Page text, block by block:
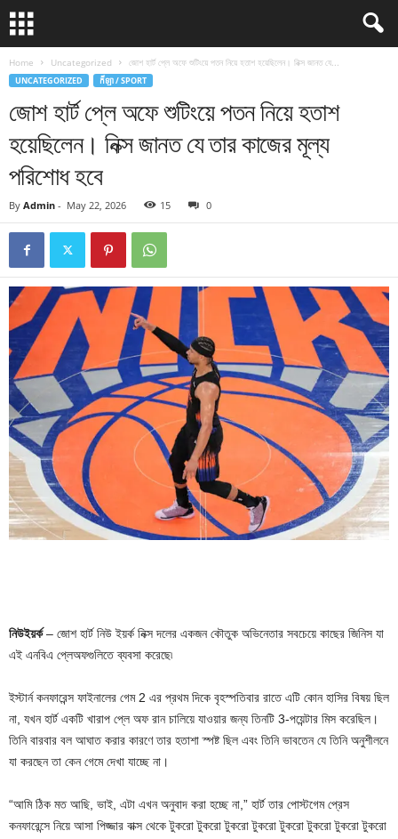
Home Uncategorized জোশ হার্ট প্লে অফে শুটিংয়ে পতন নিয়ে হতাশ হয়েছিলেন। নিক্স জানত যে...
UNCATEGORIZED កីឡា / SPORT
জোশ হার্ট প্লে অফে শুটিংয়ে পতন নিয়ে হতাশ
হয়েছিলেন। নিক্স জানত যে তার কাজের মূল্য
পরিশোধ হবে
By Admin - May 22, 2026 15 0
নিউইয়র্ক– জোশ হার্ট নিউ ইয়র্ক নিক্স দলের একজন কৌতুক অভিনেতার সবচেয়ে কাছের জিনিস যা
এই এনবিএ প্লেঅফগুলিতে ব্যবসা করেছে৷
ইস্টার্ন কনফারেন্স ফাইনালের গেম 2 এর প্রথম দিকে বৃহস্পতিবার রাতে এটি কোন হাসির বিষয় ছিল
না, যখন হার্ট একটি খারাপ প্লে অফ রান চালিয়ে যাওয়ার জন্য তিনটি 3-পয়েন্টার মিস করেছিল।
তিনি বারবার বল আঘাত করার কারণে তার হতাশা স্পষ্ট ছিল এবং তিনি ভাবতেন যে তিনি অনুশীলনে
যা করছেন তা কেন গেমে দেখা যাচ্ছে না।
“আমি ঠিক মত আছি, ভাই, এটা এখন অনুবাদ করা হচ্ছে না,” হার্ট তার পোস্টগেম প্রেস
কনফারেন্সে নিয়ে আসা পিজ্জার বাক্স থেকে টুকরো টুকরো টুকরো টুকরো টুকরো টুকরো টুকরো টুকরো